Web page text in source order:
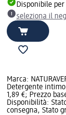
Disponibile
seleziona il
Marca:
Detergente
1,89 €; Prezzo
Disponibilità:
consegna, Stato